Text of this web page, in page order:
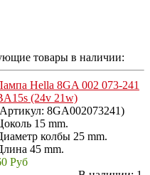
товары в наличии:
Hella 8GA 002 073-241
(24v 21w)
8GA002073241)
15 mm.
колбы 25 mm.
45 mm.
Руб